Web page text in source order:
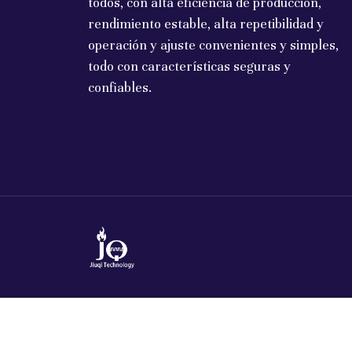
rendimiento estable, alta repetibilidad y
operación y ajuste convenientes y simples,
todo con características seguras y
confiables.